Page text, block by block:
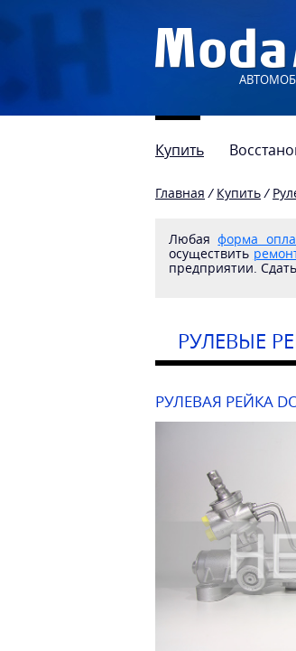
Купить
Главная / Купить /
Любаяформа
осуществить
предприятии.
РУЛЕВЫЕ
РУЛЕВАЯ РЕЙКА